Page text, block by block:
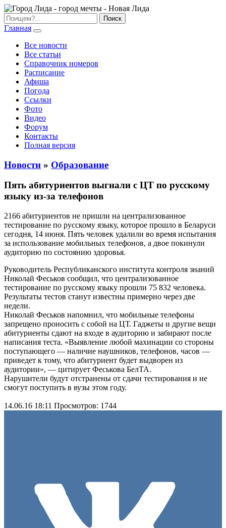
Главная
Все новости
Все статьи
Справочник номеров
Расписание
Афиша
Погода
Ссылки
Фото
Видео
Форум
Контакты
Полная версия
Новости » Образование
Пять абитуриентов выгнали с ЦТ по русскому
языку из-за телефонов
2166 абитуриентов не пришли на централизованное
тестирование по русскому языку, которое прошло в Беларуси
сегодня, 14 июня. Пять человек удалили во время испытания
за использование мобильных телефонов, а двое покинули
аудиторию по состоянию здоровья.
Руководитель Республиканского института контроля знаний
Николай Феськов сообщил, что централизованное
тестирование по русскому языку прошли 75 832 человека.
Результаты тестов станут известны примерно через две
недели.
Николай Феськов напомнил, что мобильные телефоны
запрещено проносить с собой на ЦТ. Гаджеты и другие вещи
абитуриенты сдают на входе в аудиторию и забирают после
написания теста. «Выявление любой махинации со стороны
поступающего — наличие наушников, телефонов, часов —
приведет к тому, что абитуриент будет выдворен из
аудитории», — цитирует Феськова БелТА.
Нарушители будут отстранены от сдачи тестирования и не
смогут поступить в вузы этом году.
14.06.16 18:11 Просмотров: 1744